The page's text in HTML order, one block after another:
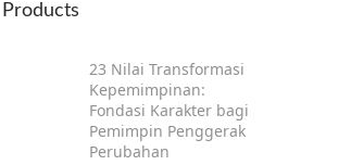
Products
23 Nilai Transformasi
Kepemimpinan:
Fondasi Karakter bagi
Pemimpin Penggerak
Perubahan